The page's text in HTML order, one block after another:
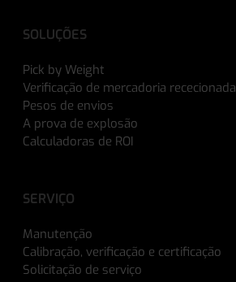
SOLUÇÕES
Pick by Weight
Verificação de mercadoria rececionada
Pesos de envios
A prova de explosão
Calculadoras de ROI
SERVIÇO
Manutenção
Calibração, verificação e certificação
Solicitação de serviço